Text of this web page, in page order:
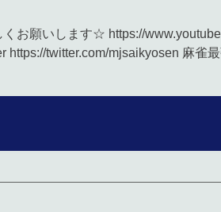
お願いします☆ https://
https://twitter.com/mjsaikyosen​ 麻雀